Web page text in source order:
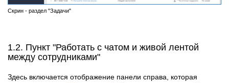
Скрин - раздел "Задачи"
1.2. Пункт "Работать с чатом и живой лентой
между сотрудниками"
Здесь включается отображение панели справа, которая